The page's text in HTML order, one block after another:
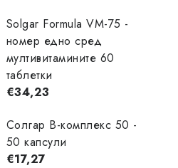
Solgar Formula VM-75 -
номер едно сред
мултивитамините 60
таблетки
€34,23
Солгар B-комплекс 50 -
50 капсули
€17,27